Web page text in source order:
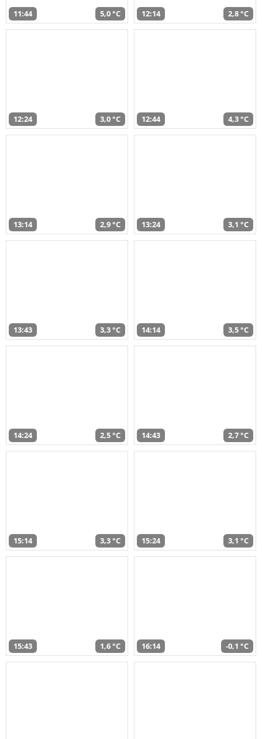
11:44 5,0 °C 12:14 2,8 °C
12:24 3,0 °C 12:44 4,3 °C
13:14 2,9 °C 13:24 3,1 °C
13:43 3,3 °C 14:14 3,5 °C
14:24 2,5 °C 14:43 2,7 °C
15:14 3,3 °C 15:24 3,1 °C
15:43 1,6 °C 16:14 -0,1 °C